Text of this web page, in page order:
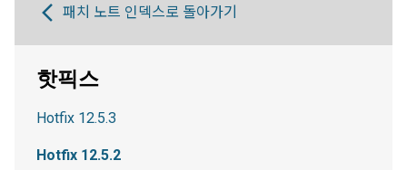
패치 노트 인덱스로 돌아가기
핫픽스
Hotfix 12.5.3
Hotfix 12.5.2